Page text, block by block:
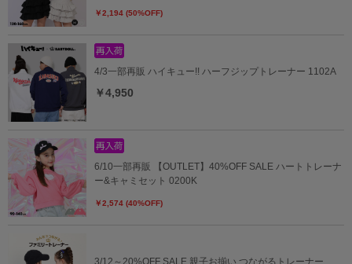
￥2,194 (50%OFF)
4/3一部再販 ハイキュー!! ハーフジップトレーナー 1102A
￥4,950
6/10一部再販 【OUTLET】40%OFF SALE ハートトレーナ
ー&キャミセット 0200K
￥2,574 (40%OFF)
3/12～20%OFF SALE 親子お揃い つながるトレーナー